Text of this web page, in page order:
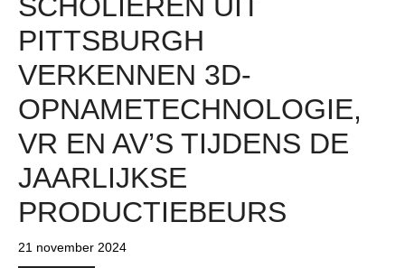
PITTSBURGH
VERKENNEN 3D-
OPNAMETECHNOLOGIE,
VR EN AV’S TIJDENS DE
JAARLIJKSE
PRODUCTIEBEURS
21 november 2024